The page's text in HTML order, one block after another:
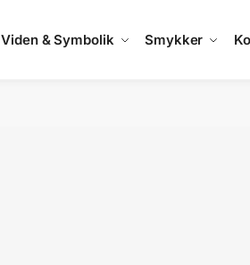
Viden & Symbolik Smykker